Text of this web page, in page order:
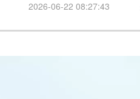
2026-06-22 08:27:43